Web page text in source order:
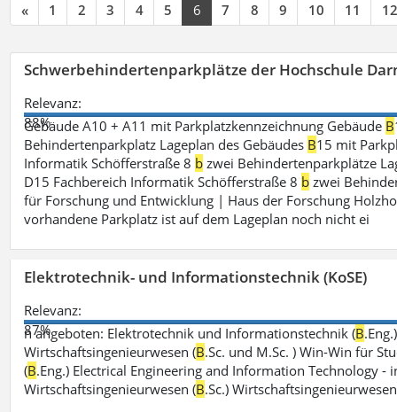
« 1 2 3 4 5 6 7 8 9 10 11 12
Schwerbehindertenparkplätze der Hochschule
Relevanz:
88%
Gebäude A10 + A11 mit Parkplatzkennzeichnung Gebäude B
Behindertenparkplatz Lageplan des Gebäudes B15 mit
Informatik Schöfferstraße 8 b zwei Behindertenparkplätze
D15 Fachbereich Informatik Schöfferstraße 8 b zwei
für Forschung und Entwicklung | Haus der Forschung
vorhandene Parkplatz ist auf dem Lageplan noch nicht ei
Elektrotechnik- und Informationstechnik (KoSE)
Relevanz:
87%
n angeboten: Elektrotechnik und Informationstechnik (B
Wirtschaftsingenieurwesen (B.Sc. und M.Sc. ) Win-Win für
(B.Eng.) Electrical Engineering and Information Technology
Wirtschaftsingenieurwesen (B.Sc.) Wirtschaftsingenieurwesen